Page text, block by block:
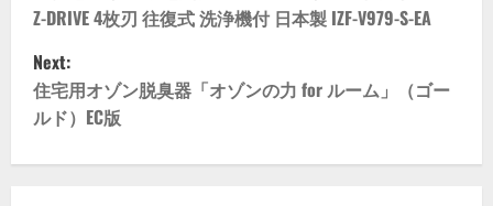
s
t
n
Z-DRIVE 4枚刃 往復式 洗浄機付 日本製 IZF-V979-S-EA
Next:
住宅用オゾン脱臭器「オゾンの力 for ルーム」（ゴー
ルド）EC版